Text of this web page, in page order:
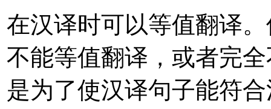
在汉译时可以等值翻译
不能等值翻译，或者完
是为了使汉译句子能符